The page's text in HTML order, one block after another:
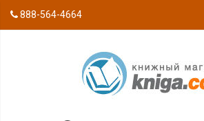
888-564-4664